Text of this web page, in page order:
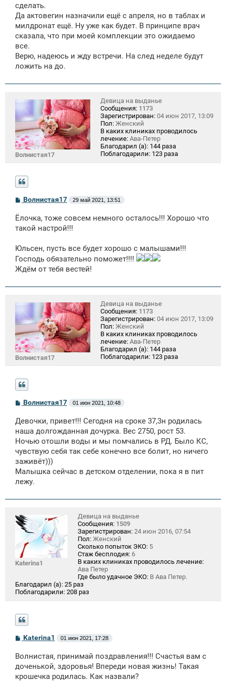
сделать.
Да актовегин назначили ещё с апреля, но в таблах и
милдронат ещё. Ну уже как будет. В принципе врач
сказала, что при моей комплекции это ожидаемо
все.
Верю, надеюсь и жду встречи. На след неделе будут
ложить на до.
Волнистая17
Девица на выданье
Сообщения: 1173
Зарегистрирован: 04 июн 2017, 13:09
Пол: Женский
В каких клиниках проводилось
лечение: Ава-Петер
Благодарил (а): 144 раза
Поблагодарили: 123 раза
С
о
б
щ
и
Волнистая17 29 май 2021, 13:51
Ёлочка, тоже совсем немного осталось!!! Хорошо что
такой настрой!!!
Юльсен, пусть все будет хорошо с малышами!!!
Господь обязательно поможет!!!!
Ждём от тебя вестей!
Волнистая17
Девица на выданье
Сообщения: 1173
Зарегистрирован: 04 июн 2017, 13:09
Пол: Женский
В каких клиниках проводилось
лечение: Ава-Петер
Благодарил (а): 144 раза
Поблагодарили: 123 раза
С
о
б
щ
н
и
Волнистая17 01 июн 2021, 10:48
Девочки, привет!!! Сегодня на сроке 37,3н родилась
наша долгожданная дочурка. Вес 2750, рост 53.
Ночью отошли воды и мы помчались в РД. Было КС,
чувствую себя так себе конечно все болит, но ничего
заживёт)))
Малышка сейчас в детском отделении, пока я в пит
лежу.
Katerina1
Девица на выданье
Сообщения: 1509
Зарегистрирован: 24 июн 2016, 07:54
Пол: Женский
Сколько попыток ЭКО: 5
Стаж бесплодия: 6
В каких клиниках проводилось лечение:
Ава Петер
Где было удачное ЭКО: В Ава Петер.
Благодарил (а): 25 раз
Поблагодарили: 208 раз
С
о
б
щ
н
Katerina1 01 июн 2021, 17:28
Волнистая, принимай поздравления!!! Счастья вам с
доченькой, здоровья! Впереди новая жизнь! Такая
крошечка родилась. Как назвали?